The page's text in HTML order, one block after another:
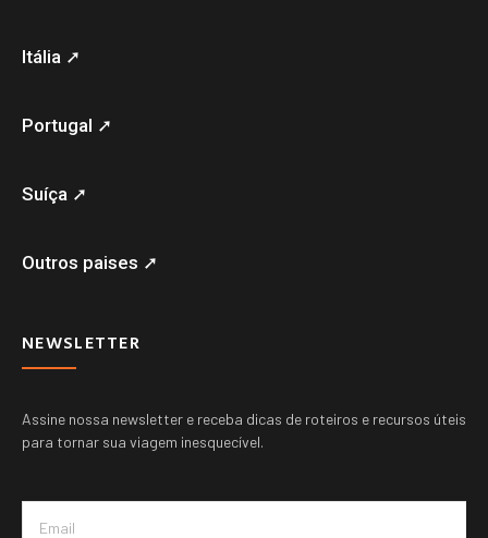
Itália ➚
Portugal ➚
Suíça ➚
Outros paises ➚
NEWSLETTER
Assine nossa newsletter e receba dicas de roteiros e recursos úteis
para tornar sua viagem inesquecível.